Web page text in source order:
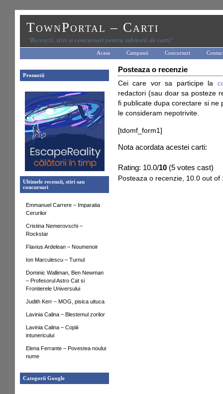
TownPortal – Carti
"Recenzii, stiri si concursuri pentru iubitorii de carti"
Acasa Campanii Concursuri
Promotii
Ultimele recenzii, stiri sau
concursuri
Emmanuel Carrere – Imparatia
Cerurilor
Cristina Nemerovschi –
Rockstar
Flavius Ardelean – Noumenoir
Ion Marculescu – Turnul
Dominic Walliman, Ben Newman
– Profesorul Astro Cat si
Frontierele Universului
Judith Kerr – MOG, pisica uituca
Lavinia Calina – Blestemul zorilor
Lavinia Calina – Copiii
intunericului
Elena Ferrante – Povestea noului
nume
Categorii Google
Posteaza o recenzie
Cei care vor sa participe la
redactori (sau doar sa posteze
fi publicate dupa corectare si ne
le consideram nepotrivite.
[tdomf_form1]
Nota acordata acestei carti:
Rating: 10.0/10 (5 votes cast)
Posteaza o recenzie, 10.0 out of